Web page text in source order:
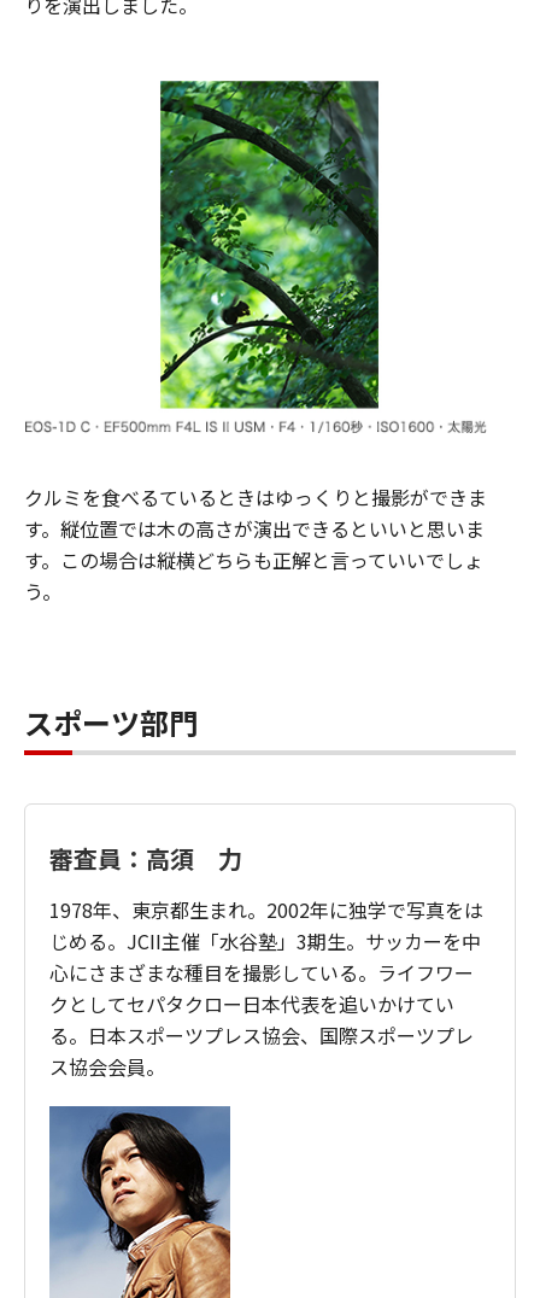
クルミを食べるているときはゆっくりと撮影ができま
す。縦位置では木の高さが演出できるといいと思いま
す。この場合は縦横どちらも正解と言っていいでしょ
う。
スポーツ部門
審査員：高須 力
1978年、東京都生まれ。2002年に独学で写真をは
じめる。JCII主催「水谷塾」3期生。サッカーを中
心にさまざまな種目を撮影している。ライフワー
クとしてセパタクロー日本代表を追いかけてい
る。日本スポーツプレス協会、国際スポーツプレ
ス協会会員。